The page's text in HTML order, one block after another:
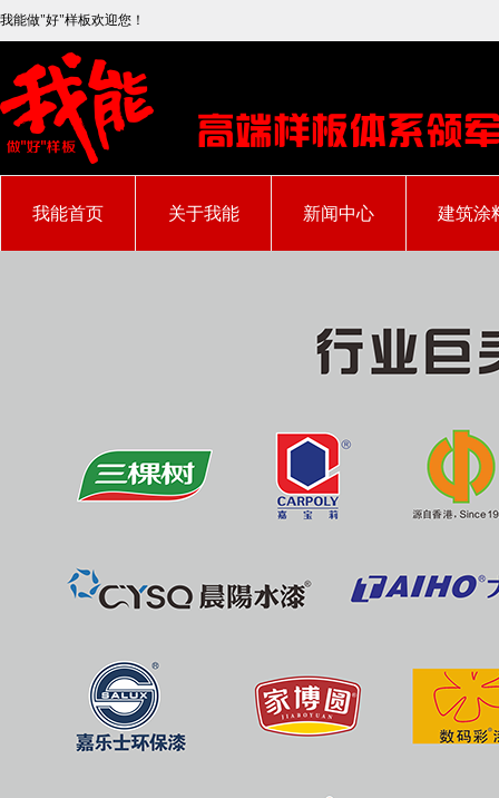
我能做"好"样板欢迎您！
我能首页 关于我能 新闻中心 建筑涂